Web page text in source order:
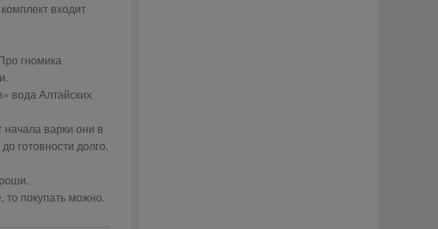
входит
гномика
вода Алтайских
варки они в
готовности долго.
покупать можно.